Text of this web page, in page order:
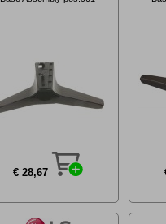
€ 28,67